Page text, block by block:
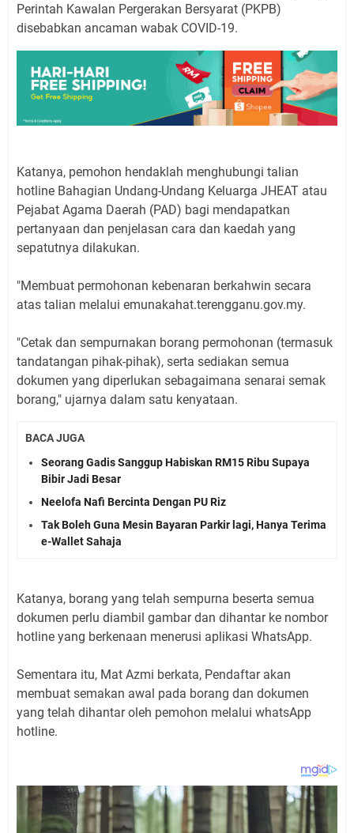
Perintah Kawalan Pergerakan Bersyarat (PKPB)
disebabkan ancaman wabak COVID-19.
Katanya, pemohon hendaklah menghubungi talian
hotline Bahagian Undang-Undang Keluarga JHEAT atau
Pejabat Agama Daerah (PAD) bagi mendapatkan
pertanyaan dan penjelasan cara dan kaedah yang
sepatutnya dilakukan.
"Membuat permohonan kebenaran berkahwin secara
atas talian melalui emunakahat.terengganu.gov.my.
"Cetak dan sempurnakan borang permohonan (termasuk
tandatangan pihak-pihak), serta sediakan semua
dokumen yang diperlukan sebagaimana senarai semak
borang," ujarnya dalam satu kenyataan.
BACA JUGA
Seorang Gadis Sanggup Habiskan RM15 Ribu Supaya
Bibir Jadi Besar
Neelofa Nafi Bercinta Dengan PU Riz
Tak Boleh Guna Mesin Bayaran Parkir lagi, Hanya Terima
e-Wallet Sahaja
Katanya, borang yang telah sempurna beserta semua
dokumen perlu diambil gambar dan dihantar ke nombor
hotline yang berkenaan menerusi aplikasi WhatsApp.
Sementara itu, Mat Azmi berkata, Pendaftar akan
membuat semakan awal pada borang dan dokumen
yang telah dihantar oleh pemohon melalui whatsApp
hotline.